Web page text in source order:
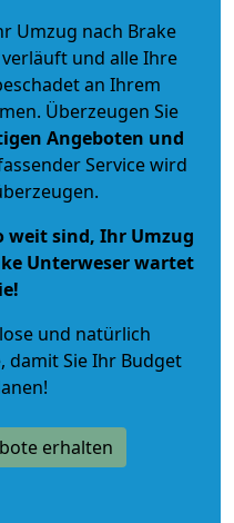
Umzug nach Brake
und alle Ihre
an Ihrem
Überzeugen Sie
Angeboten und
Service wird
weit sind, Ihr Umzug
Unterweser wartet
und natürlich
, damit Sie Ihr Budget
erhalten